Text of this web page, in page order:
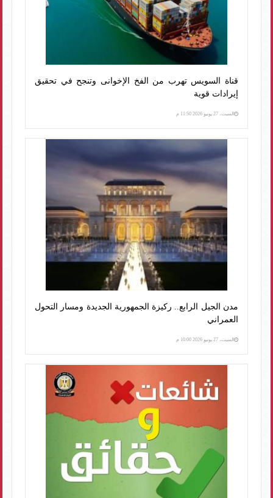
قناة السويس تهرب من الفخ الإخوانى وتنجح في تحقيق
إيرادات قوية
السبت، 27 يونيو 2026 11:50 م
مدن الجيل الرابع.. ركيزة الجمهورية الجديدة ومسار التحول
العمراني
السبت، 27 يونيو 2026 10:00 م